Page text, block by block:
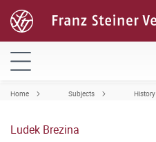
Home Subjects History
Ludek Brezina